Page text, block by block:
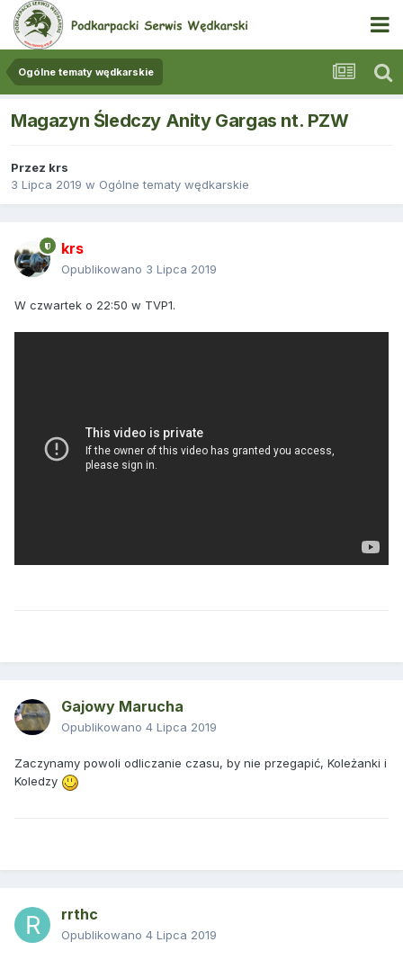
Ogólne tematy wędkarskie
Magazyn Śledczy Anity Gargas nt. PZW
Przez krs
3 Lipca 2019 w Ogólne tematy wędkarskie
krs
Opublikowano 3 Lipca 2019
W czwartek o 22:50 w TVP1.
Gajowy Marucha
Opublikowano 4 Lipca 2019
Zaczynamy powoli odliczanie czasu, by nie przegapić, Koleżanki i
Koledzy
rrthc
Opublikowano 4 Lipca 2019